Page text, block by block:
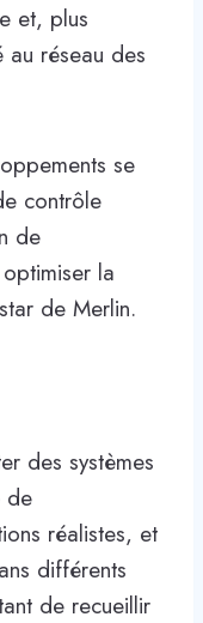
et, plus
au réseau des
se
contrôle
de
la
de Merlin.
des systèmes
de
réalistes, et
différents
de recueillir